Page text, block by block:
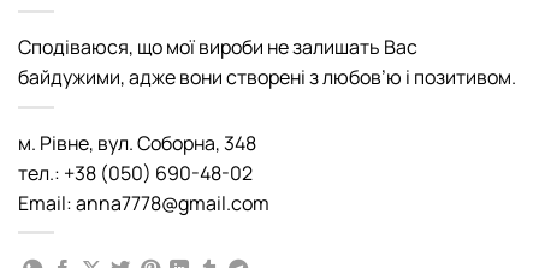
Сподіваюся, що мої вироби не залишать Вас
байдужими, адже вони створені з любов’ю і позитивом.
м. Рівне, вул. Соборна, 348
тел.: +38 (050) 690-48-02
Email: anna7778@gmail.com